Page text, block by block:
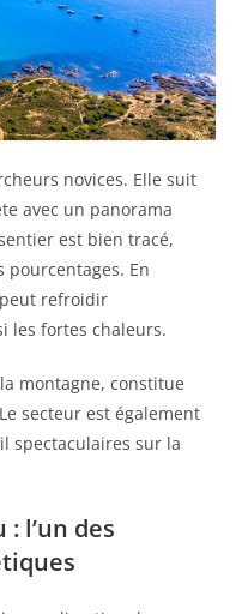
novices. Elle suit
avec un panorama
est bien tracé,
pourcentages. En
refroidir
les fortes chaleurs.
montagne, constitue
secteur est également
spectaculaires sur la
l’un des